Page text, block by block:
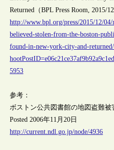
Returned（BPL Press Room, 2015/
http://www.bpl.org/press/2015/12/04/
believed-stolen-from-the-boston-
found-in-new-york-city-and-
5953
参考：
ボストン公共図書館の地図盗難被
Posted 2006年11月20日
http://current.ndl.go.jp/node/4936